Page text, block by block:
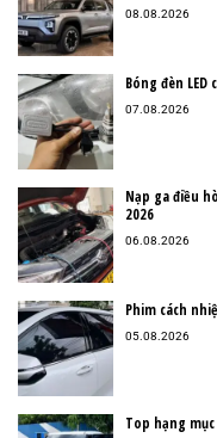
08.08.2026
Bóng đèn
07.08.2026
Nạp ga điều
2026
06.08.2026
Phim cách
05.08.2026
Top hạng